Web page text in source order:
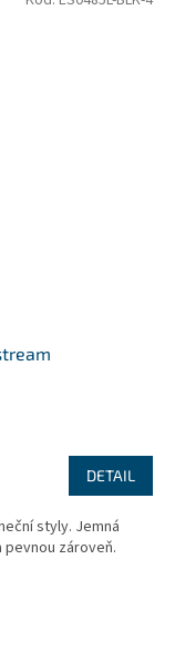
DETAIL
styly. Jemná
zároveň.